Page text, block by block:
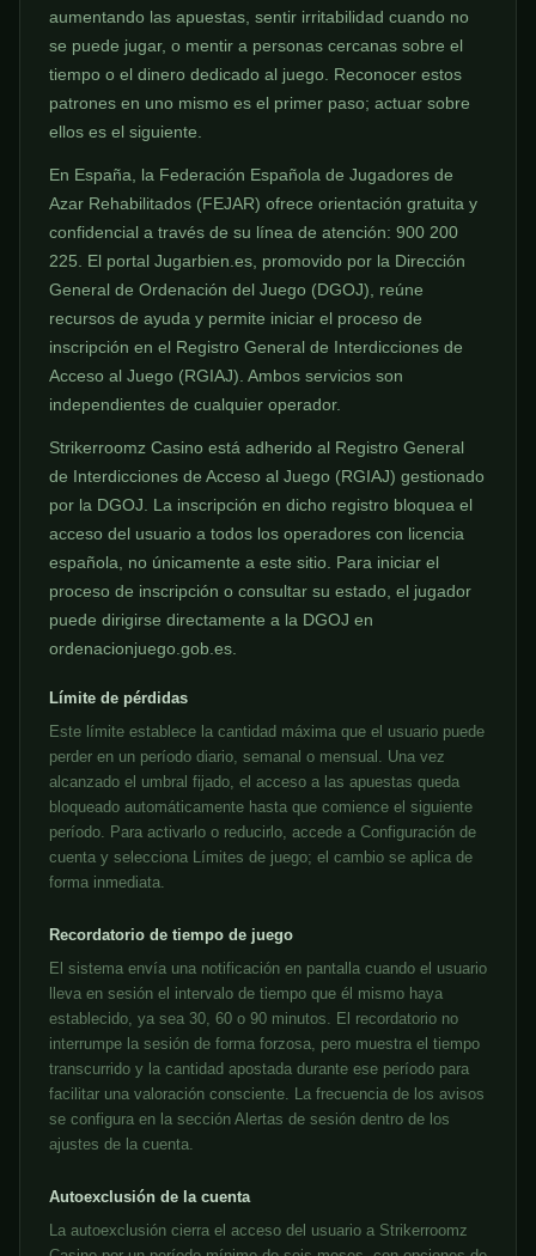
aumentando las apuestas, sentir irritabilidad cuando no
se puede jugar, o mentir a personas cercanas sobre el
tiempo o el dinero dedicado al juego. Reconocer estos
patrones en uno mismo es el primer paso; actuar sobre
ellos es el siguiente.
En España, la Federación Española de Jugadores de
Azar Rehabilitados (FEJAR) ofrece orientación gratuita y
confidencial a través de su línea de atención: 900 200
225. El portal Jugarbien.es, promovido por la Dirección
General de Ordenación del Juego (DGOJ), reúne
recursos de ayuda y permite iniciar el proceso de
inscripción en el Registro General de Interdicciones de
Acceso al Juego (RGIAJ). Ambos servicios son
independientes de cualquier operador.
Strikerroomz Casino está adherido al Registro General
de Interdicciones de Acceso al Juego (RGIAJ) gestionado
por la DGOJ. La inscripción en dicho registro bloquea el
acceso del usuario a todos los operadores con licencia
española, no únicamente a este sitio. Para iniciar el
proceso de inscripción o consultar su estado, el jugador
puede dirigirse directamente a la DGOJ en
ordenacionjuego.gob.es.
Límite de pérdidas
Este límite establece la cantidad máxima que el usuario puede
perder en un período diario, semanal o mensual. Una vez
alcanzado el umbral fijado, el acceso a las apuestas queda
bloqueado automáticamente hasta que comience el siguiente
período. Para activarlo o reducirlo, accede a Configuración de
cuenta y selecciona Límites de juego; el cambio se aplica de
forma inmediata.
Recordatorio de tiempo de juego
El sistema envía una notificación en pantalla cuando el usuario
lleva en sesión el intervalo de tiempo que él mismo haya
establecido, ya sea 30, 60 o 90 minutos. El recordatorio no
interrumpe la sesión de forma forzosa, pero muestra el tiempo
transcurrido y la cantidad apostada durante ese período para
facilitar una valoración consciente. La frecuencia de los avisos
se configura en la sección Alertas de sesión dentro de los
ajustes de la cuenta.
Autoexclusión de la cuenta
La autoexclusión cierra el acceso del usuario a Strikerroomz